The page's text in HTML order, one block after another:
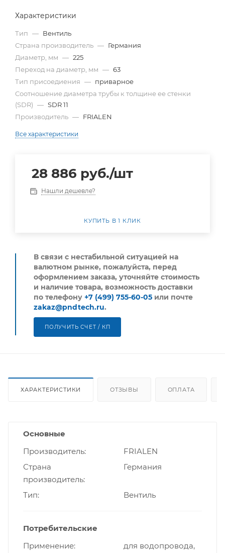
Характеристики
Тип — Вентиль
Страна производитель — Германия
Диаметр, мм — 225
Переход на диаметр, мм — 63
Тип присоедиения — приварное
Cоотношение диаметра трубы к толщине ее стенки
(SDR) — SDR 11
Производитель — FRIALEN
Все характеристики
28 886 руб./шт
Нашли дешевле?
КУПИТЬ В 1 КЛИК
В связи с нестабильной ситуацией на
валютном рынке, пожалуйста, перед
оформлением заказа, уточняйте стоимость
и наличие товара, возможность доставки
по телефону +7 (499) 755-60-05 или почте
zakaz@pndtech.ru.
ПОЛУЧИТЬ СЧЕТ / КП
ХАРАКТЕРИСТИКИ ОТЗЫВЫ ОПЛАТА
Основные
Производитель
FRIALEN
Страна
производитель
Германия
Тип Вентиль
Потребительские
Применение
для водопровода,